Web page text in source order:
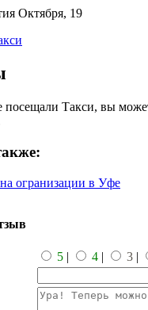
Октября, 19
Такси, вы
огранизации в Уфе
5 | 4 | 3 |